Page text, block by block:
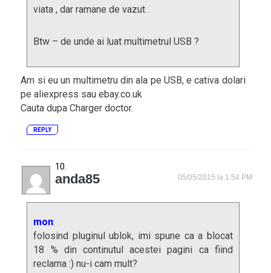
viata , dar ramane de vazut .
Btw – de unde ai luat multimetrul USB ?
Am si eu un multimetru din ala pe USB, e cativa dolari
pe aliexpress sau ebay.co.uk
Cauta dupa Charger doctor.
REPLY
anda85 05/05/2015 la 1:54 PM
mon:
folosind pluginul ublok, imi spune ca a blocat
18 % din continutul acestei pagini ca fiind
reclama :) nu-i cam mult?